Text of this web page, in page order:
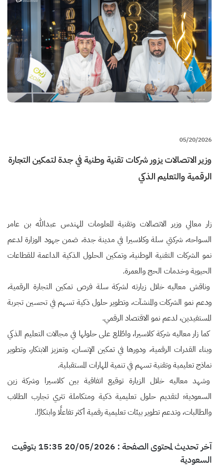
tabs
05/20/2026
وزير الاتصالات يزور شركات تقنية وطنية في جدة لتمكين التجارة
الرقمية والتعليم الذكي
زار معالي وزير الاتصالات وتقنية المعلومات المهندس عبدالله بن عامر
السواحه، شركتي سلة وكلاسيرا في مدينة جدة، ضمن جهود الوزارة لدعم
نمو الشركات التقنية الوطنية، وتمكين الحلول الذكية الداعمة للقطاعات
الحيوية وخدمات الحج والعمرة.
وناقش معاليه خلال زيارته لشركة سلة فرص تمكين التجارة الرقمية،
ودعم نمو الشركات والمنشآت، وتطوير حلول ذكية تسهم في تحسين تجربة
المستفيدين، لدعم نمو الاقتصاد الرقمي.
كما زار معاليه شركة كلاسيرا، واطّلع على حلولها في مجالات التعليم الذكي
وبناء القدرات الرقمية، ودورها في تمكين الإنسان، وتعزيز الابتكار، وتطوير
نماذج تعليمية وتقنية تسهم في تنمية المهارات المستقبلية.
وشهد معاليه خلال الزيارة توقيع اتفاقية بين كلاسيرا وشركة زين
السعودية؛ لتقديم حلول تعليمية ذكية ومتكاملة تثري تجارب الطلاب
والطالبات، وتدعم تطوير بيئات تعليمية رقمية أكثر تفاعلًا وابتكارًا.
آخر تحديث لمحتوى الصفحة : 20/05/2026 15:35 بتوقيت
السعودية